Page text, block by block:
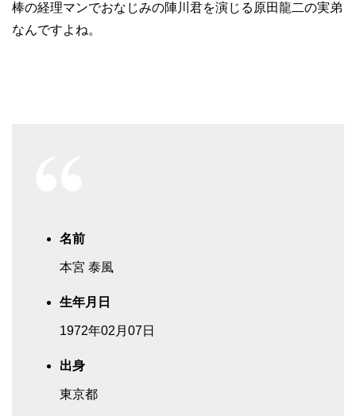
棒の経理マンでおなじみの陣川君を演じる原田龍二の実弟
なんですよね。
名前
本宮 泰風
生年月日
1972年02月07日
出身
東京都